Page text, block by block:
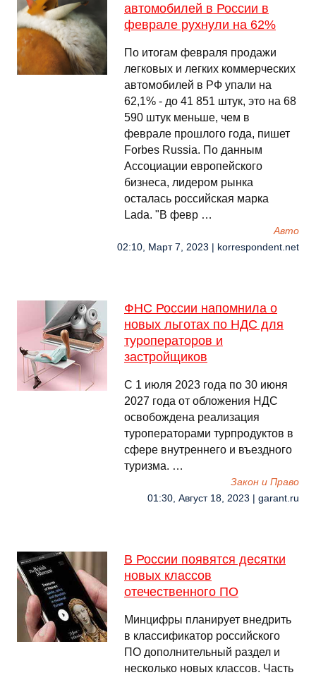
автомобилей в России в
феврале рухнули на 62%
По итогам февраля продажи
легковых и легких коммерческих
автомобилей в РФ упали на
62,1% - до 41 851 штук, это на 68
590 штук меньше, чем в
феврале прошлого года, пишет
Forbes Russia. По данным
Ассоциации европейского
бизнеса, лидером рынка
осталась российская марка
Lada. "В февр …
Авто
02:10, Март 7, 2023 | korrespondent.net
ФНС России напомнила о
новых льготах по НДС для
туроператоров и
застройщиков
С 1 июля 2023 года по 30 июня
2027 года от обложения НДС
освобождена реализация
туроператорами турпродуктов в
сфере внутреннего и въездного
туризма. …
Закон и Право
01:30, Август 18, 2023 | garant.ru
В России появятся десятки
новых классов
отечественного ПО
Минцифры планирует внедрить
в классификатор российского
ПО дополнительный раздел и
несколько новых классов. Часть